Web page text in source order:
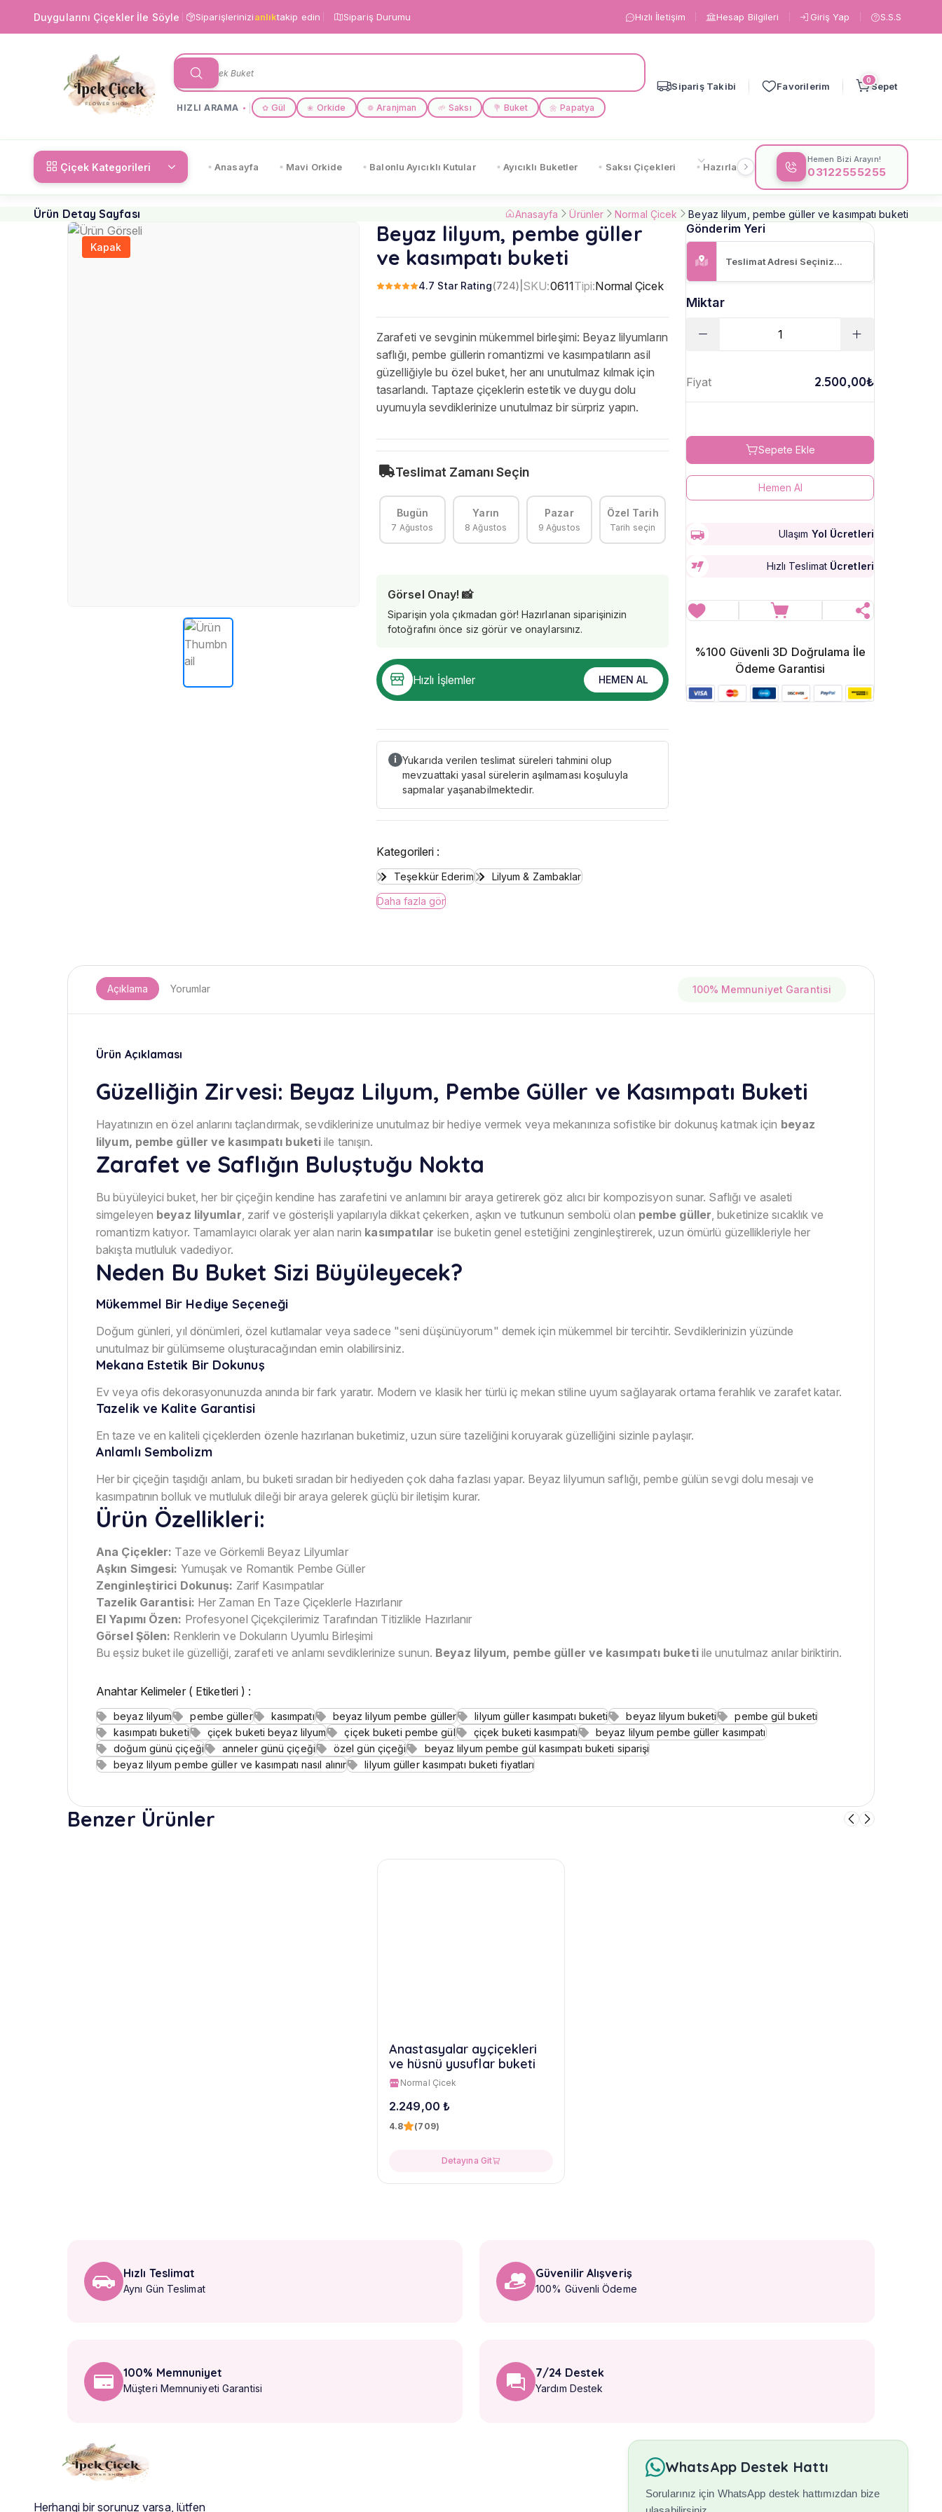
Duygularını Çiçekler İle Söyle Siparişlerinizianlıktakip edin Sipariş Durumu Hızlı İletişim Hesap Bilgileri Giriş Yap S.S.S
HIZLI ARAMA ✿ Gül ❀ Orkide ❁ Aranjman 🌱 Saksı 💐 Buket 🌼 Papatya
Sipariş Takibi Favorilerim
0
Sepet
Çiçek Kategorileri Anasayfa Mavi Orkide Balonlu Ayıcıklı Kutular Ayıcıklı Buketler Saksı Çiçekleri Hazırlanışa Göre Çiçeklere Göre
Hemen Bizi Arayın!
03122555255
Ürün Detay Sayfası Anasayfa Ürünler Normal Çicek Beyaz lilyum, pembe güller ve kasımpatı buketi
Kapak
Beyaz lilyum, pembe güller
ve kasımpatı buketi
4.7 Star Rating(724) SKU:0611Tipi:Normal Çicek
Zarafeti ve sevginin mükemmel birleşimi: Beyaz lilyumların
saflığı, pembe güllerin romantizmi ve kasımpatıların asil
güzelliğiyle bu özel buket, her anı unutulmaz kılmak için
tasarlandı. Taptaze çiçeklerin estetik ve duygu dolu
uyumuyla sevdiklerinize unutulmaz bir sürpriz yapın.
Teslimat Zamanı Seçin
Bugün
7 Ağustos
Yarın
8 Ağustos
Pazar
9 Ağustos
Özel Tarih
Tarih seçin
Görsel Onay! 📸
Siparişin yola çıkmadan gör! Hazırlanan siparişinizin
fotoğrafını önce siz görür ve onaylarsınız.
Hızlı İşlemler HEMEN AL
i Yukarıda verilen teslimat süreleri tahmini olup
mevzuattaki yasal sürelerin aşılmaması koşuluyla
sapmalar yaşanabilmektedir.
Kategorileri :
Teşekkür Ederim Lilyum & Zambaklar
Daha fazla gör
Gönderim Yeri
Miktar
Fiyat 2.500,00₺
Sepete Ekle
Hemen Al
Ulaşım Yol Ücretleri
Hızlı Teslimat Ücretleri
%100 Güvenli 3D Doğrulama İle
Ödeme Garantisi
Açıklama Yorumlar 100% Memnuniyet Garantisi
Ürün Açıklaması
Güzelliğin Zirvesi: Beyaz Lilyum, Pembe Güller ve Kasımpatı Buketi
Hayatınızın en özel anlarını taçlandırmak, sevdiklerinize unutulmaz bir hediye vermek veya mekanınıza sofistike bir dokunuş katmak için beyaz
lilyum, pembe güller ve kasımpatı buketi ile tanışın.
Zarafet ve Saflığın Buluştuğu Nokta
Bu büyüleyici buket, her bir çiçeğin kendine has zarafetini ve anlamını bir araya getirerek göz alıcı bir kompozisyon sunar. Saflığı ve asaleti
simgeleyen beyaz lilyumlar , zarif ve gösterişli yapılarıyla dikkat çekerken, aşkın ve tutkunun sembolü olan pembe güller , buketinize sıcaklık ve
romantizm katıyor. Tamamlayıcı olarak yer alan narin kasımpatılar ise buketin genel estetiğini zenginleştirerek, uzun ömürlü güzellikleriyle her
bakışta mutluluk vadediyor.
Neden Bu Buket Sizi Büyüleyecek?
Mükemmel Bir Hediye Seçeneği
Doğum günleri, yıl dönümleri, özel kutlamalar veya sadece "seni düşünüyorum" demek için mükemmel bir tercihtir. Sevdiklerinizin yüzünde
unutulmaz bir gülümseme oluşturacağından emin olabilirsiniz.
Mekana Estetik Bir Dokunuş
Ev veya ofis dekorasyonunuzda anında bir fark yaratır. Modern ve klasik her türlü iç mekan stiline uyum sağlayarak ortama ferahlık ve zarafet katar.
Tazelik ve Kalite Garantisi
En taze ve en kaliteli çiçeklerden özenle hazırlanan buketimiz, uzun süre tazeliğini koruyarak güzelliğini sizinle paylaşır.
Anlamlı Sembolizm
Her bir çiçeğin taşıdığı anlam, bu buketi sıradan bir hediyeden çok daha fazlası yapar. Beyaz lilyumun saflığı, pembe gülün sevgi dolu mesajı ve
kasımpatının bolluk ve mutluluk dileği bir araya gelerek güçlü bir iletişim kurar.
Ürün Özellikleri:
Ana Çiçekler: Taze ve Görkemli Beyaz Lilyumlar
Aşkın Simgesi: Yumuşak ve Romantik Pembe Güller
Zenginleştirici Dokunuş: Zarif Kasımpatılar
Tazelik Garantisi: Her Zaman En Taze Çiçeklerle Hazırlanır
El Yapımı Özen: Profesyonel Çiçekçilerimiz Tarafından Titizlikle Hazırlanır
Görsel Şölen: Renklerin ve Dokuların Uyumlu Birleşimi
Bu eşsiz buket ile güzelliği, zarafeti ve anlamı sevdiklerinize sunun. Beyaz lilyum, pembe güller ve kasımpatı buketiile unutulmaz anılar biriktirin.
Anahtar Kelimeler ( Etiketleri ) :
beyaz lilyum pembe güller kasımpatı beyaz lilyum pembe güller lilyum güller kasımpatı buketi beyaz lilyum buketi
pembe gül buketi
kasımpatı buketi
çiçek buketi beyaz lilyum çiçek buketi pembe gül çiçek buketi kasımpatı
beyaz lilyum pembe güller kasımpatı
doğum günü çiçeği
anneler günü çiçeği özel gün çiçeği
beyaz lilyum pembe gül kasımpatı buketi siparişi
beyaz lilyum pembe güller ve kasımpatı nasıl alınır
lilyum güller kasımpatı buketi fiyatları
Benzer Ürünler
Anastasyalar ayçiçekleri
ve hüsnü yusuflar buketi
Normal Çicek
2.249,00 ₺
4.8 (709)
Detayına Git
Hızlı Teslimat
Aynı Gün Teslimat
Güvenilir Alışveriş
100% Güvenli Ödeme
100% Memnuniyet
Müşteri Memnuniyeti Garantisi
7/24 Destek
Yardım Destek
Herhangi bir sorunuz varsa, lütfen
WhatsApp Destek Hattı
Sorularınız için WhatsApp destek hattımızdan bize